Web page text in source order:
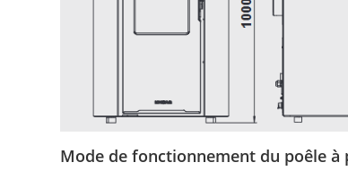
Mode de fonctionnement du poêle à